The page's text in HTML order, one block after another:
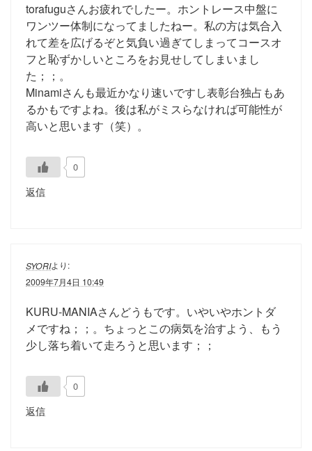
torafuguさんお疲れでしたー。ホントレース中盤に
ワンツー体制になってましたねー。私の方は気合入
れて差を広げるぞと気負い過ぎてしまってコースオ
フと恥ずかしいところをお見せしてしまいまし
た；；。
Minamiさんも最近かなり速いですし表彰台独占もあ
るかもですよね。後は私がミスらなければ可能性が
高いと思います（笑）。
0
返信
SYORIより:
2009年7月4日 10:49
KURU-MANIAさんどうもです。いやいやホントダ
メですね；；。ちょっとこの病気を治すよう、もう
少し落ち着いて走ろうと思います；；
0
返信